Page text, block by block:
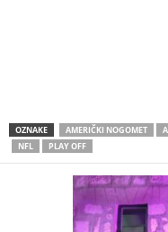
OZNAKE AMERIČKI NOGOMET
NFL
PLAY OFF